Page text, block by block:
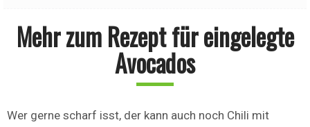
Mehr zum Rezept für eingelegte
Avocados
Wer gerne scharf isst, der kann auch noch Chili mit